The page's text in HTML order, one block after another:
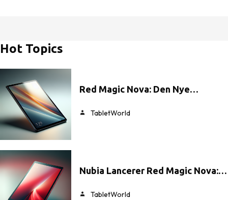
Hot Topics
Red Magic Nova: Den Nye…
TabletWorld
Nubia Lancerer Red Magic Nova:…
TabletWorld